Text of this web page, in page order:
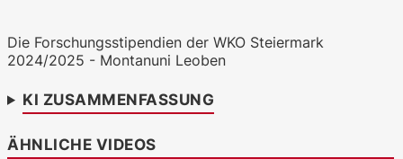
Die Forschungsstipendien der WKO Steiermark
2024/2025 - Montanuni Leoben
KI ZUSAMMENFASSUNG
ÄHNLICHE VIDEOS